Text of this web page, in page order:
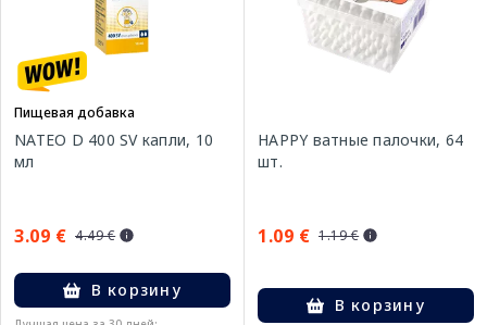
Пищевая добавка
NATEO D 400 SV капли, 10
мл
3.09 € 4.49 €
В корзину
HAPPY ватные палочки, 64
шт.
1.09 € 1.19 €
В корзину